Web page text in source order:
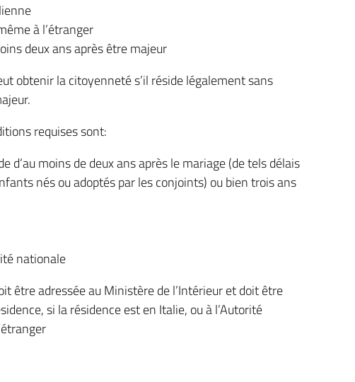
à l’étranger
deux ans après être majeur
obtenir la citoyenneté s’il réside légalement sans
requises sont:
d’au moins de deux ans après le mariage (de tels délais
nés ou adoptés par les conjoints) ou bien trois ans
nationale
être adressée au Ministère de l’Intérieur et doit être
si la résidence est en Italie, ou à l’Autorité